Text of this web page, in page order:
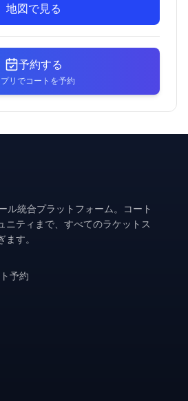
地図で見る
予約する
リでコートを予約
ル統合プラットフォーム。コート
ニティまで、すべてのラケットス
す。
予約